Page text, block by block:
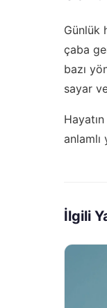
Günlük
çaba
bazı
sayar
anlamlı
İlgili